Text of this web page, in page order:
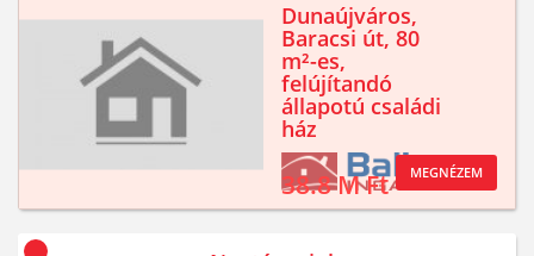
Dunaújváros,
Baracsi út, 80
m²-es,
felújítandó
állapotú családi
ház
38.8 M Ft MEGNÉZEM